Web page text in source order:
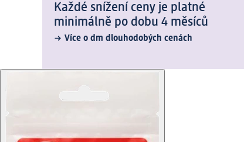
Každé snížení ceny je platné
minimálně po dobu 4 měsíců
Více o dm dlouhodobých cenách